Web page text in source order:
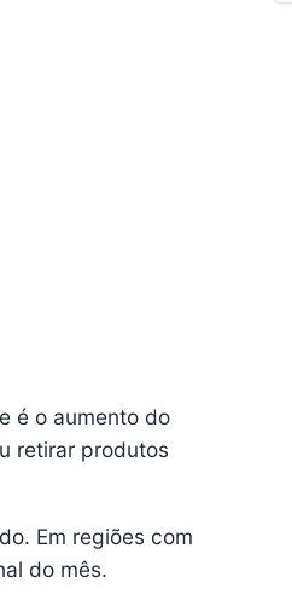
é o aumento do
retirar produtos
Em regiões com
do mês.